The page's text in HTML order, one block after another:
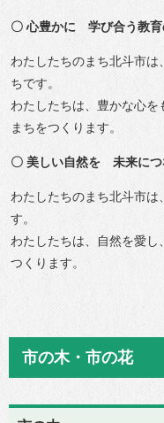
〇 心豊かに 学び合う教育
わたしたちのまち北斗市は
ちです。
わたしたちは、豊かな心
まちをつくります。
〇 美しい自然を 未来につ
わたしたちのまち北斗市
す。
わたしたちは、自然を愛
つくります。
市の木・市の花